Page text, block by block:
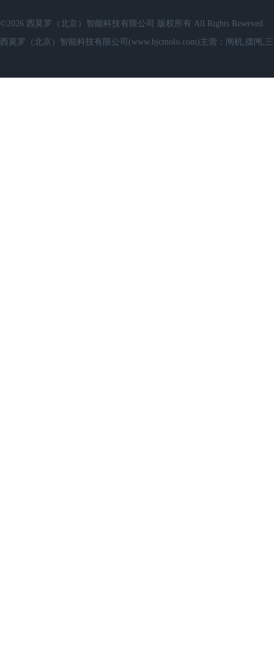
©2026 西莫罗（北京）智能科技有限公司 版权所有 All Rights Reserved.
西莫罗（北京）智能科技有限公司(www.bjcmolo.com)主营：闸机,摆闸,